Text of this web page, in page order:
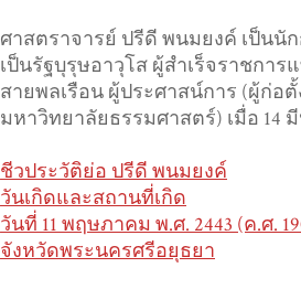
ศาสตราจารย์ ปรีดี พนมยงค์ เป็นนั
เป็นรัฐบุรุษอาวุโส ผู้สำเร็จราชก
สายพลเรือน ผู้ประศาสน์การ (ผู้ก่อ
มหาวิทยาลัยธรรมศาสตร์) เมื่อ 14
ชีวประวัติย่อ ปรีดี พนมยงค์
วันเกิดและสถานที่เกิด
วันที่ 11 พฤษภาคม พ.ศ. 2443 (ค.ศ.
จังหวัดพระนครศรีอยุธยา